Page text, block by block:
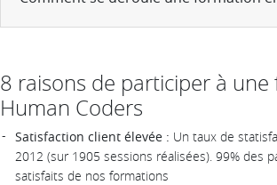
8 raisons de participer à
Human Coders
Satisfaction client élevée : Un taux de
2012 (sur 1905 sessions réalisées). 99% des
satisfaits de nos formations